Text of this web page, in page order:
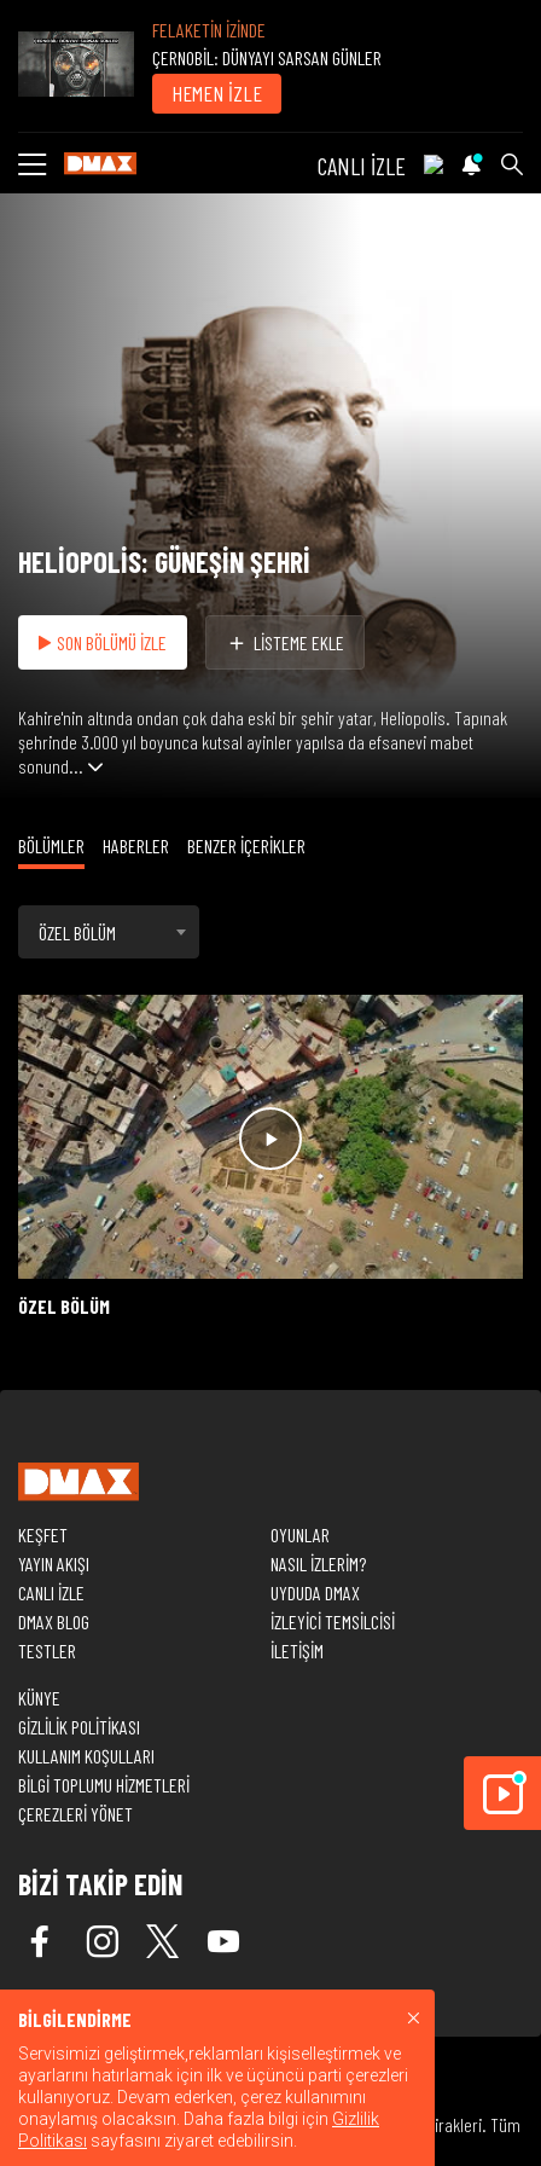
FELAKETİN İZİNDE
ÇERNOBİL: DÜNYAYI SARSAN GÜNLER
HEMEN İZLE
CANLI İZLE
HELİOPOLİS: GÜNEŞİN ŞEHRİ
SON BÖLÜMÜ İZLE LİSTEME EKLE
Kahire'nin altında ondan çok daha eski bir şehir yatar, Heliopolis. Tapınak
şehrinde 3.000 yıl boyunca kutsal ayinler yapılsa da efsanevi mabet
sonund...
BÖLÜMLER HABERLER BENZER İÇERİKLER
ÖZEL BÖLÜM
ÖZEL BÖLÜM
KEŞFET
YAYIN AKIŞI
CANLI İZLE
DMAX BLOG
TESTLER
OYUNLAR
NASIL İZLERİM?
UYDUDA DMAX
İZLEYİCİ TEMSİLCİSİ
İLETİŞİM
KÜNYE
GİZLİLİK POLİTİKASI
KULLANIM KOŞULLARI
BİLGİ TOPLUMU HİZMETLERİ
ÇEREZLERİ YÖNET
BİZİ TAKİP EDİN
© 2026 Warner Bros. Discovery, Inc. veya bağlı kuruluşları ve iştirakleri. Tüm
hakları saklıdır.
BİLGİLENDİRME
Servisimizi geliştirmek,reklamları kişiselleştirmek ve
ayarlarını hatırlamak için ilk ve üçüncü parti çerezleri
kullanıyoruz. Devam ederken, çerez kullanımını
onaylamış olacaksın. Daha fazla bilgi için Gizlilik
Politikası sayfasını ziyaret edebilirsin.